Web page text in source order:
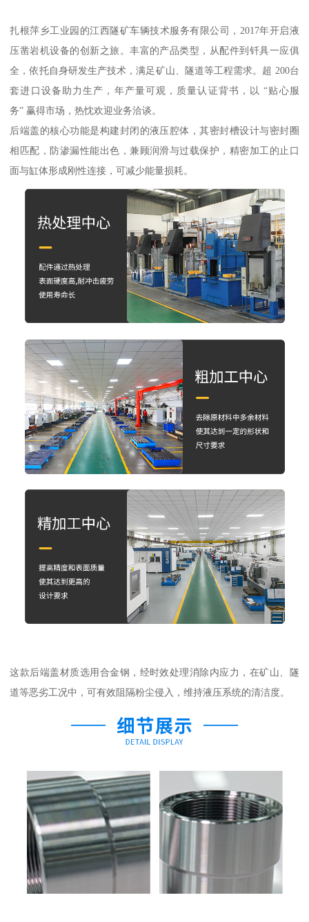
扎根萍乡工业园的江西隧矿车辆技术服务有限公司，2017年开启液
压凿岩机设备的创新之旅。丰富的产品类型，从配件到钎具一应俱
全，依托自身研发生产技术，满足矿山、隧道等工程需求。超 200台
套进口设备助力生产，年产量可观，质量认证背书，以 “贴心服
务” 赢得市场，热忱欢迎业务洽谈。
后端盖的核心功能是构建封闭的液压腔体，其密封槽设计与密封圈
相匹配，防渗漏性能出色，兼顾润滑与过载保护，精密加工的止口
面与缸体形成刚性连接，可减少能量损耗。
这款后端盖材质选用合金钢，经时效处理消除内应力，在矿山、隧
道等恶劣工况中，可有效阻隔粉尘侵入，维持液压系统的清洁度。